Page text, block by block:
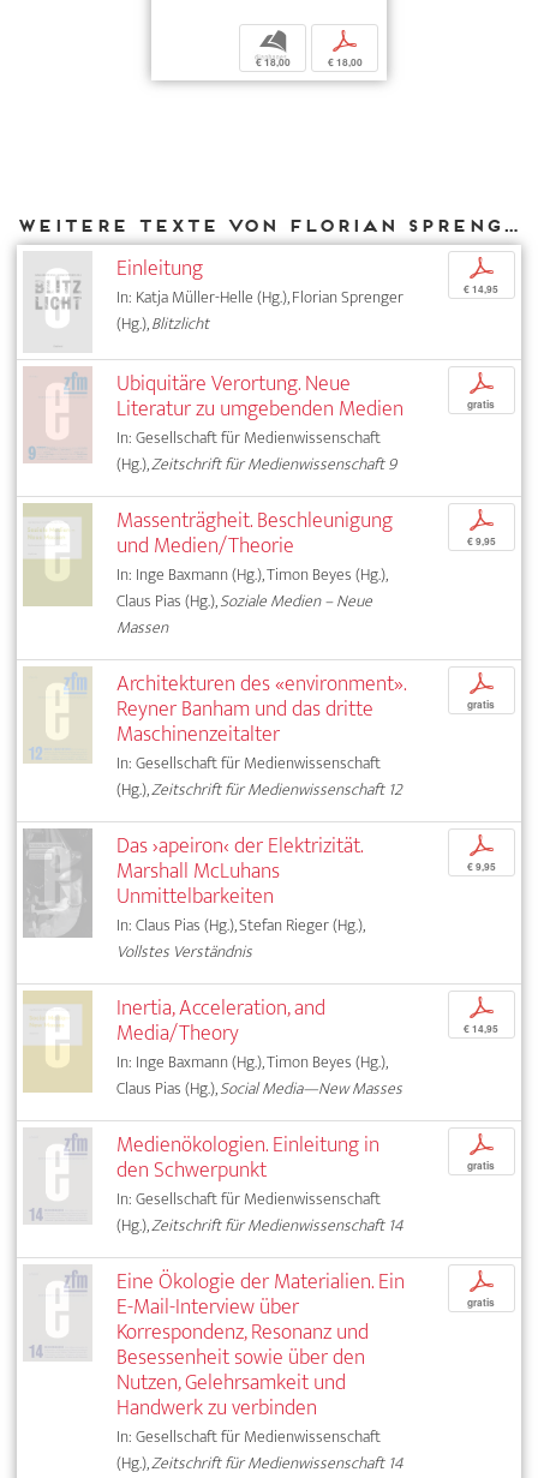
b
€ 18,00
p
€ 18,00
Weitere Texte von Florian Sprenger bei DIAPHANES
Einleitung
In: Katja Müller-Helle (Hg.), Florian Sprenger
(Hg.),Blitzlicht
p
€ 14,95
Ubiquitäre Verortung. Neue
Literatur zu umgebenden Medien
In: Gesellschaft für Medienwissenschaft
(Hg.),Zeitschrift für Medienwissenschaft 9
p
gratis
Massenträgheit. Beschleunigung
und Medien/Theorie
In: Inge Baxmann (Hg.), Timon Beyes (Hg.),
Claus Pias (Hg.),Soziale Medien – Neue
Massen
p
€ 9,95
Architekturen des «environment».
Reyner Banham und das dritte
Maschinenzeitalter
In: Gesellschaft für Medienwissenschaft
(Hg.),Zeitschrift für Medienwissenschaft 12
p
gratis
Das ›apeiron‹ der Elektrizität.
Marshall McLuhans
Unmittelbarkeiten
In: Claus Pias (Hg.), Stefan Rieger (Hg.),
Vollstes Verständnis
p
€ 9,95
Inertia, Acceleration, and
Media/Theory
In: Inge Baxmann (Hg.), Timon Beyes (Hg.),
Claus Pias (Hg.),Social Media—New Masses
p
€ 14,95
Medienökologien. Einleitung in
den Schwerpunkt
In: Gesellschaft für Medienwissenschaft
(Hg.),Zeitschrift für Medienwissenschaft 14
p
gratis
Eine Ökologie der Materialien. Ein
E-Mail-Interview über
Korrespondenz, Resonanz und
Besessenheit sowie über den
Nutzen, Gelehrsamkeit und
Handwerk zu verbinden
In: Gesellschaft für Medienwissenschaft
(Hg.),Zeitschrift für Medienwissenschaft 14
p
gratis